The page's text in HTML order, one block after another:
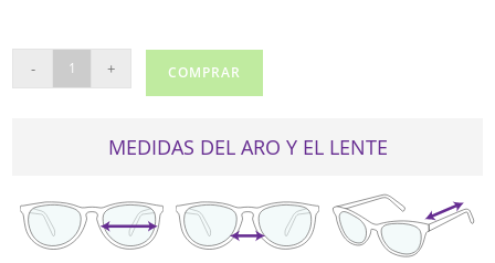
VFI539
- + COMPRAR
MEDIDAS DEL ARO Y EL LENTE